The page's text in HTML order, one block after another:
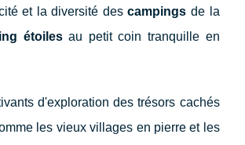
et la diversité descampings de la
étoilesau petit coin tranquille en
d'exploration des trésors cachés
les vieux villages en pierre et les